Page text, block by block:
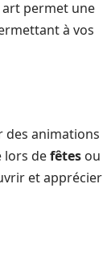
art permet une
à vos
des animations
lors defêtes ou
et apprécier